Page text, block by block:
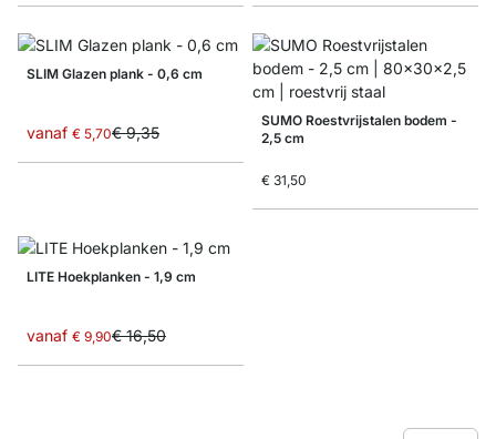
SLIM Glazen plank - 0,6 cm
vanaf € 5,70€ 9,35
SUMO Roestvrijstalen bodem -
2,5 cm
€ 31,50
LITE Hoekplanken - 1,9 cm
vanaf € 9,90€ 16,50